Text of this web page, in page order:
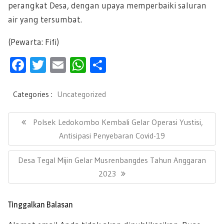
perangkat Desa, dengan upaya memperbaiki saluran
air yang tersumbat.
(Pewarta: Fifi)
F
e
b
oo
k
T
tt
er
E
ail
W
at
s
A
p
p
e
Categories : Uncategorized
N
g
i
o
P
E
V
U
Polsek Ledokombo Kembali Gelar Operasi Yustisi,
Antisipasi Penyebaran Covid-19
N
X
Desa Tegal Mijin Gelar Musrenbangdes Tahun Anggaran
2023
Tinggalkan Balasan